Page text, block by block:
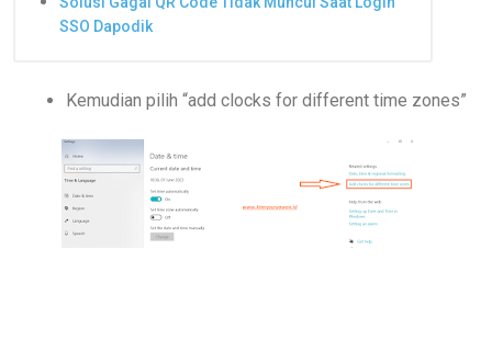
SSO Dapodik
Kemudian pilih “add clocks for different time zones”